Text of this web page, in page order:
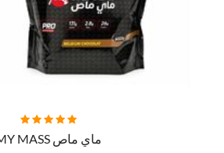
AJOUTER AU PANIER
MY MASS ماي ماص